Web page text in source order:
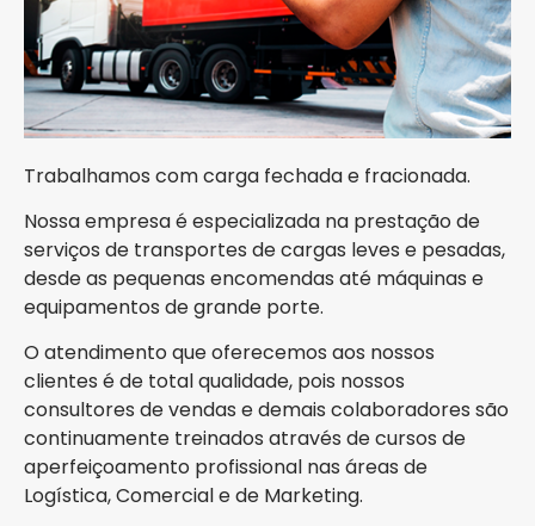
Trabalhamos com carga fechada e fracionada.
Nossa empresa é especializada na prestação de
serviços de transportes de cargas leves e pesadas,
desde as pequenas encomendas até máquinas e
equipamentos de grande porte.
O atendimento que oferecemos aos nossos
clientes é de total qualidade, pois nossos
consultores de vendas e demais colaboradores são
continuamente treinados através de cursos de
aperfeiçoamento profissional nas áreas de
Logística, Comercial e de Marketing.